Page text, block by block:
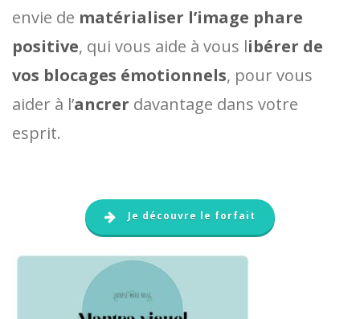
envie de matérialiser l’image phare
positive, qui vous aide à vous libérer de
vos blocages émotionnels, pour vous
aider à l’ancrer davantage dans votre
esprit.
Je découvre le forfait